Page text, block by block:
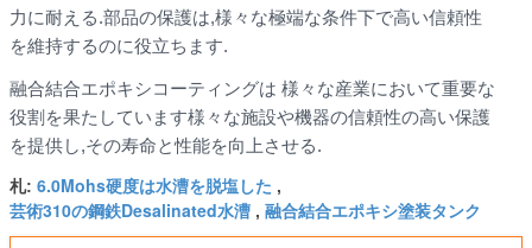
力に耐える.部品の保護は,様々な極端な条件下で高い信頼性
を維持するのに役立ちます.
融合結合エポキシコーティングは 様々な産業において重要な
役割を果たしています様々な施設や機器の信頼性の高い保護
を提供し,その寿命と性能を向上させる.
札: 6.0Mohs硬度は水漕を脱塩した ,
芸術310の鋼鉄Desalinated水漕 , 融合結合エポキシ塗装タンク